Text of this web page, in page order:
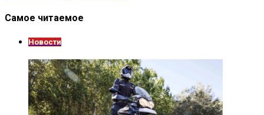
Самое читаемое
Новости